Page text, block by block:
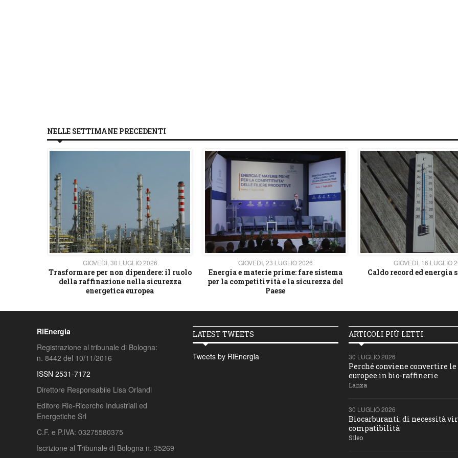
NELLE SETTIMANE PRECEDENTI
GIOVEDÌ, 30 LUGLIO 2026
Trasformare per non dipendere: il ruolo
della raffinazione nella sicurezza
energetica europea
GIOVEDÌ, 23 LUGLIO 2026
Energia e materie prime: fare sistema
per la competitività e la sicurezza del
Paese
GIOVEDÌ, 16 LUGLIO
Caldo record ed energia
RiEnergia
Registrazione al tribunale di Bologna:
n. 8442 del 10/11/2016
ISSN 2531-7172
Direttore Responsabile Lisa Orlandi
Editore Rie-Ricerche Industriali ed
Energetiche Srl
C.F. e P.IVA: 03275580375
Iscrizione al Tribunale di Bologna n. 35269
LATEST TWEETS
Tweets by RiEnergia
ARTICOLI PIÙ LETTI
30 LUGLIO 2026
Perché conviene convertire
europee in bio-raffinerie
Lanza
30 LUGLIO 2026
Biocarburanti: di necessità
compatibilità
Sileo